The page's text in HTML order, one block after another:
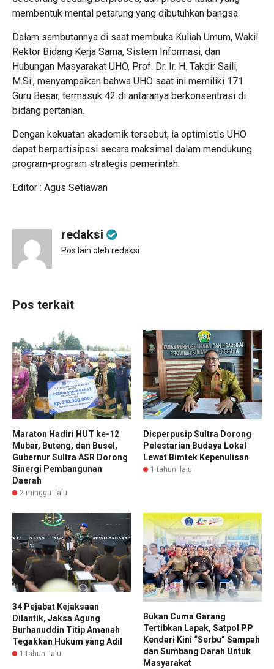
membentuk mental petarung yang dibutuhkan bangsa.
Dalam sambutannya di saat membuka Kuliah Umum, Wakil
Rektor Bidang Kerja Sama, Sistem Informasi, dan
Hubungan Masyarakat UHO, Prof. Dr. Ir. H. Takdir Saili,
M.Si., menyampaikan bahwa UHO saat ini memiliki 171
Guru Besar, termasuk 42 di antaranya berkonsentrasi di
bidang pertanian.
Dengan kekuatan akademik tersebut, ia optimistis UHO
dapat berpartisipasi secara maksimal dalam mendukung
program-program strategis pemerintah.
Editor : Agus Setiawan
redaksi
Pos lain oleh redaksi
Pos terkait
Maraton Hadiri HUT ke-12
Mubar, Buteng, dan Busel,
Gubernur Sultra ASR Dorong
Sinergi Pembangunan
Daerah
2 minggu lalu
Disperpusip Sultra Dorong
Pelestarian Budaya Lokal
Lewat Bimtek Kepenulisan
1 tahun lalu
34 Pejabat Kejaksaan
Dilantik, Jaksa Agung
Burhanuddin Titip Amanah
Tegakkan Hukum yang Adil
1 tahun lalu
Bukan Cuma Garang
Tertibkan Lapak, Satpol PP
Kendari Kini “Serbu” Sampah
dan Sumbang Darah Untuk
Masyarakat